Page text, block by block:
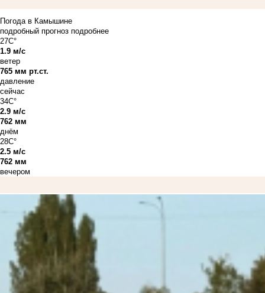
Погода в Камышине
подробный прогноз подробнее
27C°
1.9 м/с
ветер
765 мм рт.ст.
давление
сейчас
34C°
2.9 м/с
762 мм
днём
28C°
2.5 м/с
762 мм
вечером